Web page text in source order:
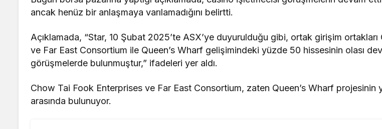
ancak henüz bir anlaşmaya varılamadığını belirtti.
Açıklamada, “Star, 10 Şubat 2025’te ASX’ye duyurulduğu gibi, ortak girişim
ve Far East Consortium ile Queen’s Wharf gelişimindeki yüzde 50 hissesinin olası
görüşmelerde bulunmuştur,” ifadeleri yer aldı.
Chow Tai Fook Enterprises ve Far East Consortium, zaten Queen’s Wharf projesinin
arasında bulunuyor.